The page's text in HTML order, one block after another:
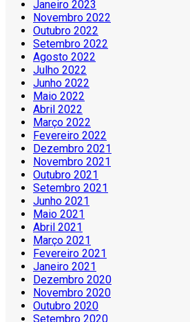
Janeiro 2023
Novembro 2022
Outubro 2022
Setembro 2022
Agosto 2022
Julho 2022
Junho 2022
Maio 2022
Abril 2022
Março 2022
Fevereiro 2022
Dezembro 2021
Novembro 2021
Outubro 2021
Setembro 2021
Junho 2021
Maio 2021
Abril 2021
Março 2021
Fevereiro 2021
Janeiro 2021
Dezembro 2020
Novembro 2020
Outubro 2020
Setembro 2020